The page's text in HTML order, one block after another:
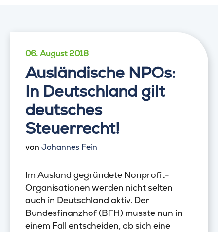
06. August 2018
Ausländische NPOs:
In Deutschland gilt
deutsches
Steuerrecht!
von Johannes Fein
Im Ausland gegründete Nonprofit-
Organisationen werden nicht selten
auch in Deutschland aktiv. Der
Bundesfinanzhof (BFH) musste nun in
einem Fall entscheiden, ob sich eine